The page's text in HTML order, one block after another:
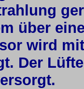
über
wird
Der